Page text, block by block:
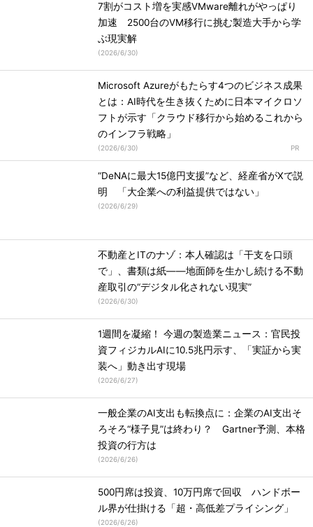
7割がコスト増を実感VMware離れがやっぱり
加速 2500台のVM移行に挑む製造大手から学
ぶ現実解
(2026/6/30)
Microsoft Azureがもたらす4つのビジネス成果
とは：AI時代を生き抜くために日本マイクロソ
フトが示す「クラウド移行から始めるこれから
のインフラ戦略」
(2026/6/30)
“DeNAに最大15億円支援”など、経産省がXで説
明 「大企業への利益提供ではない」
(2026/6/29)
不動産とITのナゾ：本人確認は「干支を口頭
で」、書類は紙――地面師を生かし続ける不動
産取引の“デジタル化されない現実”
(2026/6/30)
1週間を凝縮！ 今週の製造業ニュース：官民投
資フィジカルAIに10.5兆円示す、「実証から実
装へ」動き出す現場
(2026/6/27)
一般企業のAI支出も転換点に：企業のAI支出そ
ろそろ“様子見”は終わり？ Gartner予測、本格
投資の行方は
(2026/6/26)
500円席は投資、10万円席で回収 ハンドボー
ル界が仕掛ける「超・高低差プライシング」
(2026/6/26)